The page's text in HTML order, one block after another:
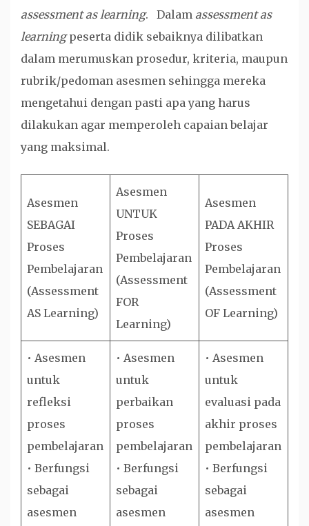
assessment as learning. Dalam assessment as
learningpeserta didik sebaiknya dilibatkan
dalam merumuskan prosedur, kriteria, maupun
rubrik/pedoman asesmen sehingga mereka
mengetahui dengan pasti apa yang harus
dilakukan agar memperoleh capaian belajar
yang maksimal.
Asesmen
SEBAGAI
Proses
Pembelajaran
(Assessment
AS Learning)
Asesmen
UNTUK
Proses
Pembelajaran
(Assessment
FOR
Learning)
Asesmen
PADA AKHIR
Proses
Pembelajaran
(Assessment
OF Learning)
• Asesmen
untuk
refleksi
proses
pembelajaran
• Berfungsi
sebagai
asesmen
• Asesmen
untuk
perbaikan
proses
pembelajaran
• Berfungsi
sebagai
asesmen
• Asesmen
untuk
evaluasi pada
akhir proses
pembelajaran
• Berfungsi
sebagai
asesmen